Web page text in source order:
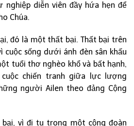
nghiệp diễn viên đầy hứa hẹn để
Chúa.
đó là một thất bại. Thất bại trên
cuộc sống dưới ánh đèn sân khấu
tuổi thơ nghèo khổ và bất hạnh,
chiến tranh giữa lực lượng
người Ailen theo đảng Cộng
bại, vì đi tu trong một cộng đoàn